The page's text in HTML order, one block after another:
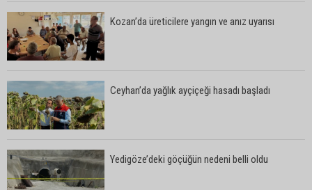
Kozan’da üreticilere yangın ve anız uyarısı
Ceyhan’da yağlık ayçiçeği hasadı başladı
Yedigöze’deki göçüğün nedeni belli oldu